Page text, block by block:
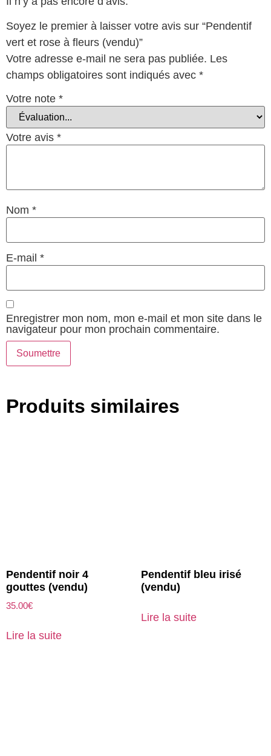
Soyez le premier à laisser votre avis sur “Pendentif
vert et rose à fleurs (vendu)”
Votre adresse e-mail ne sera pas publiée. Les
champs obligatoires sont indiqués avec *
Votre note *
Votre avis *
Nom *
E-mail *
Enregistrer mon nom, mon e-mail et mon site dans le
navigateur pour mon prochain commentaire.
Produits similaires
Pendentif noir 4
gouttes (vendu)
35.00€
Lire la suite
Pendentif bleu irisé
(vendu)
Lire la suite